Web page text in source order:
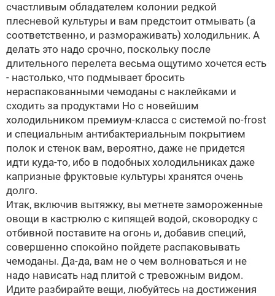
счастливым обладателем колонии редкой
плесневой культуры и вам предстоит отмывать (а
соответственно, и размораживать) холодильник. А
делать это надо срочно, поскольку после
длительного перелета весьма ощутимо хочется есть
- настолько, что подмывает бросить
нераспакованными чемоданы с наклейками и
сходить за продуктами Но с новейшим
холодильником премиум-класса с системой no-frost
и специальным антибактериальным покрытием
полок и стенок вам, вероятно, даже не придется
идти куда-то, ибо в подобных холодильниках даже
капризные фруктовые культуры хранятся очень
долго.
Итак, включив вытяжку, вы метнете замороженные
овощи в кастрюлю с кипящей водой, сковородку с
отбивной поставите на огонь и, добавив специй,
совершенно спокойно пойдете распаковывать
чемоданы. Да-да, вам не о чем волноваться и не
надо нависать над плитой с тревожным видом.
Идите разбирайте вещи, любуйтесь на достижения